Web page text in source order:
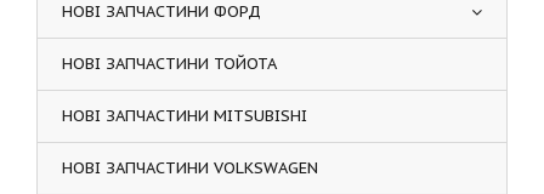
НОВІ ЗАПЧАСТИНИ ФОРД
НОВІ ЗАПЧАСТИНИ ТОЙОТА
НОВІ ЗАПЧАСТИНИ MITSUBISHI
НОВІ ЗАПЧАСТИНИ VOLKSWAGEN